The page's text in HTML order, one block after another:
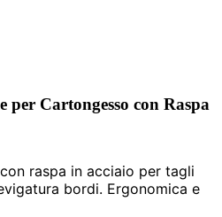
per Cartongesso con Raspa
raspa in acciaio per tagli
bordi. Ergonomica e